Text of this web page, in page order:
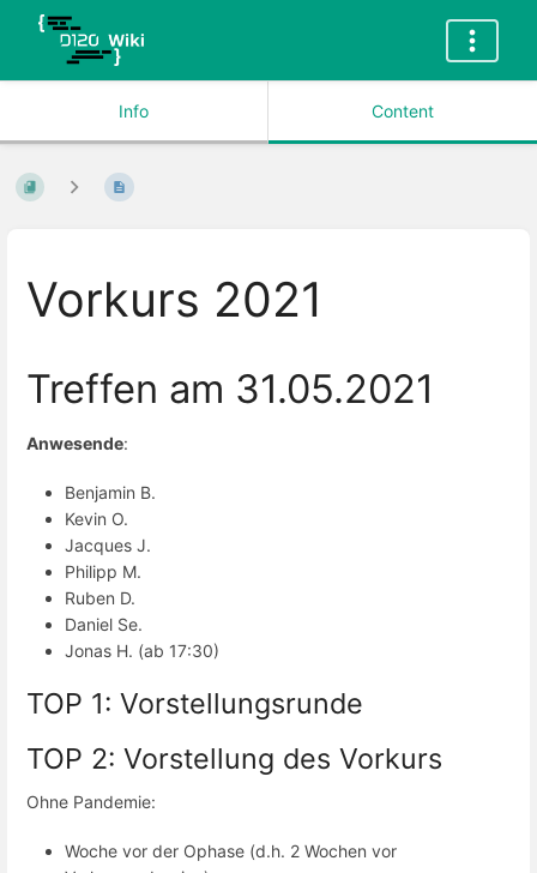
Info Content
Vorkurs 2021
Treffen am 31.05.2021
Anwesende:
Benjamin B.
Kevin O.
Jacques J.
Philipp M.
Ruben D.
Daniel Se.
Jonas H. (ab 17:30)
TOP 1: Vorstellungsrunde
TOP 2: Vorstellung des Vorkurs
Ohne Pandemie:
Woche vor der Ophase (d.h. 2 Wochen vor